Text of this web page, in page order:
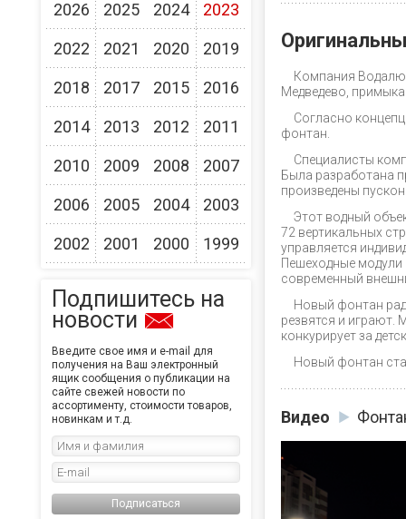
2026
2025 2024 2023
2022 2021 2020 2019
2018 2017 2015 2016
2014 2013 2012 2011
2010 2009 2008 2007
2006 2005 2004 2003
2002 2001 2000 1999
Подпишитесь на
новости
Введите свое имя и e-mail для
получения на Ваш электронный
ящик сообщения о публикации на
сайте свежей новости по
ассортименту, стоимости товаров,
новинкам и т.д.
Подписаться
Компания
Медведево,
Согласно
фонтан.
Специалисты
Была разработана
произведены
Этот водный
72 вертикальных
управляется
Пешеходные модули
современный
Новый фонтан
резвятся и играют.
конкурирует за
Новый фонтан
Видео